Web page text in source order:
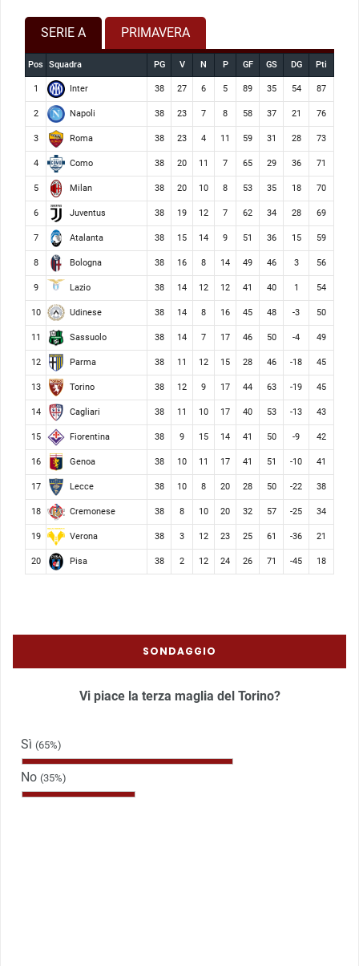
SERIE A PRIMAVERA
Pos Squadra PG V N P GF GS DG Pti
1 Inter 38 27 6 5 89 35 54 87
2 Napoli 38 23 7 8 58 37 21 76
3 Roma 38 23 4 11 59 31 28 73
4 Como 38 20 11 7 65 29 36 71
5 Milan 38 20 10 8 53 35 18 70
6 Juventus 38 19 12 7 62 34 28 69
7 Atalanta 38 15 14 9 51 36 15 59
8 Bologna 38 16 8 14 49 46 3 56
9 Lazio 38 14 12 12 41 40 1 54
10 Udinese 38 14 8 16 45 48 -3 50
11 Sassuolo 38 14 7 17 46 50 -4 49
12 Parma 38 11 12 15 28 46 -18 45
13 Torino 38 12 9 17 44 63 -19 45
14 Cagliari 38 11 10 17 40 53 -13 43
15 Fiorentina 38 9 15 14 41 50 -9 42
16 Genoa 38 10 11 17 41 51 -10 41
17 Lecce 38 10 8 20 28 50 -22 38
18 Cremonese 38 8 10 20 32 57 -25 34
19 Verona 38 3 12 23 25 61 -36 21
20 Pisa 38 2 12 24 26 71 -45 18
SONDAGGIO
Vi piace la terza maglia del Torino?
Sì (65%)
No (35%)